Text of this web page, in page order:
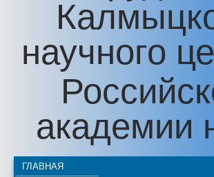
научного
академии
ГЛАВНАЯ